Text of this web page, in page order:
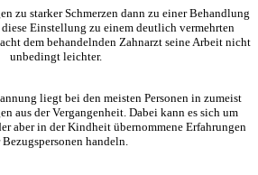
zu starker Schmerzen dann zu einer Behandlung
Einstellung zu einem deutlich vermehrten
dem behandelnden Zahnarzt seine Arbeit nicht
unbedingt leichter.
liegt bei den meisten Personen in zumeist
aus der Vergangenheit. Dabei kann es sich um
aber in der Kindheit übernommene Erfahrungen
Bezugspersonen handeln.